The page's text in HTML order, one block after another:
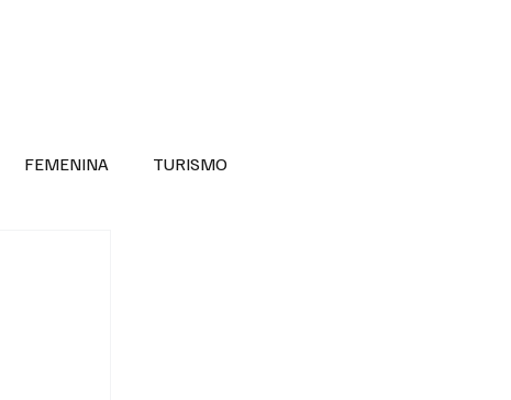
FEMENINA TURISMO